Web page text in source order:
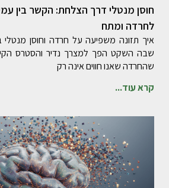
חוסן מנטלי דרך הצלחת: הקשר בין
לחרדה ומתח
איך תזונה משפיעה על חרדה וחוסן
שבה השקט הפך למצרך נדיר והסטרס
שהחרדה שאנו חווים אינה רק
קרא עוד...